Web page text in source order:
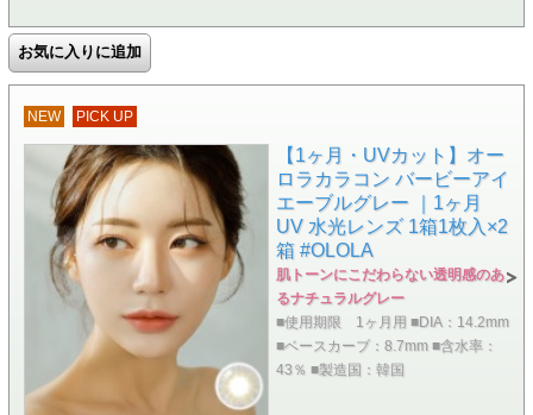
NEW PICK UP
【1ヶ月・UVカット】オー
ロラカラコン バービーアイ
エーブルグレー ｜1ヶ月
UV 水光レンズ 1箱1枚入×2
箱 #OLOLA
肌トーンにこだわらない透明感のあ
るナチュラルグレー
■使用期限 1ヶ月用 ■DIA：14.2mm
■ベースカーブ：8.7mm ■含水率：
43％ ■製造国：韓国